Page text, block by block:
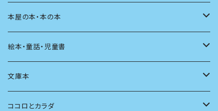
文章術
評論
言葉
言語
批評
料理
発酵・麹
住う
その他
イラスト
アート
写真
その他
映画
音楽
マンガ
テレビ
本屋の本・本の本
本屋さんの本
本の本
読書
絵本・童話・児童書
小さいお子さん向け
自分で読めるようになったら
文庫本
男性作家
ココロとカラダ